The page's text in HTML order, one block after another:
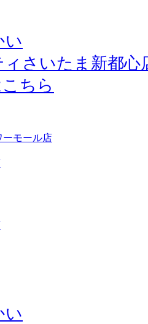
い
ィさいたま新都心
ちら
ーモール店
い